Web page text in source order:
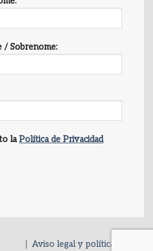
/ Sobrenome:
laPolítica de Privacidad
|Aviso legal y política de